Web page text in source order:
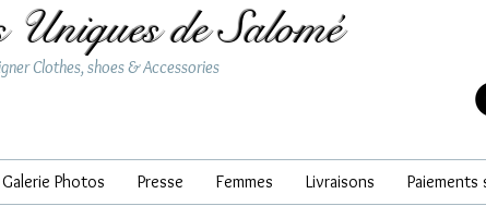
Uniques de Salomé
Clothes, shoes & Accessories
Galerie Photos Presse Femmes Livraisons Paiements